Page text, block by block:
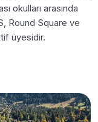
okulları arasında
Round Square ve
üyesidir.